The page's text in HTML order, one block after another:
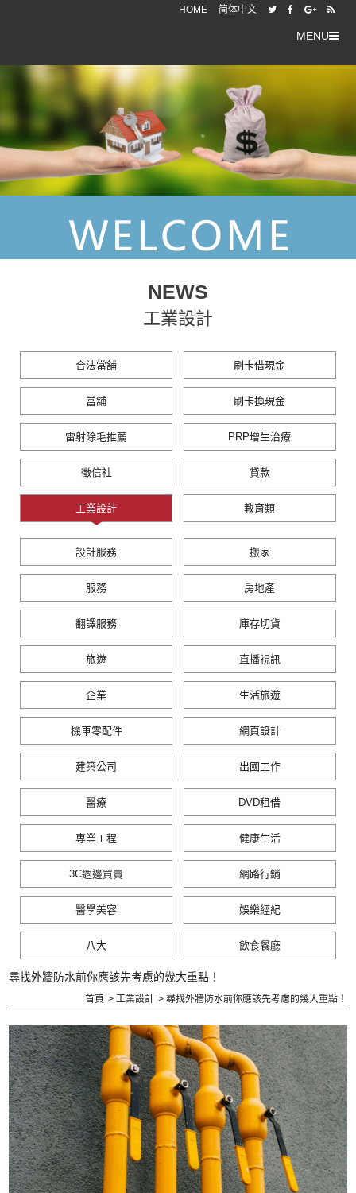
HOME 简体中文
MENU
NEWS
工業設計
合法當舖 刷卡借現金
當舖 刷卡換現金
雷射除毛推薦 PRP增生治療
徵信社 貸款
工業設計 教育類
設計服務 搬家
服務 房地產
翻譯服務 庫存切貨
旅遊 直播視訊
企業 生活旅遊
機車零配件 網頁設計
建築公司 出國工作
醫療 DVD租借
專業工程 健康生活
3C週邊買賣 網路行銷
醫學美容 娛樂經紀
八大 飲食餐廳
尋找外牆防水前你應該先考慮的幾大重點！
首頁 工業設計 尋找外牆防水前你應該先考慮的幾大重點！